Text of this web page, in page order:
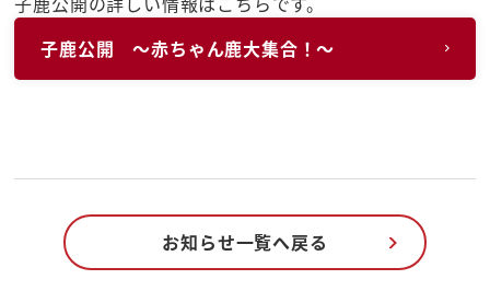
子鹿公開 ～赤ちゃん鹿大集合！～
お知らせ一覧へ戻る